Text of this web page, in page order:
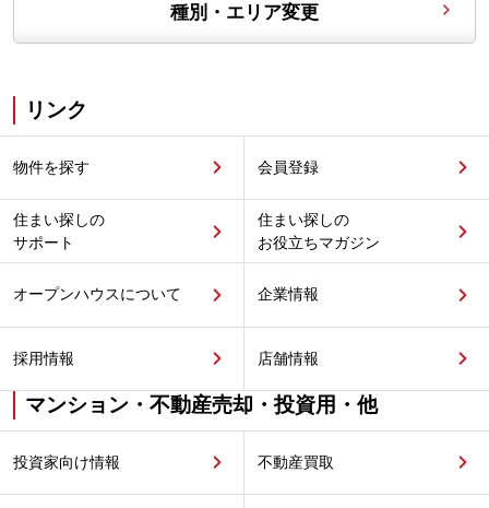
種別・エリア変更
リンク
物件を探す 会員登録
住まい探しの
サポート
住まい探しの
お役立ちマガジン
オープンハウスについて 企業情報
採用情報 店舗情報
マンション・不動産売却・投資用・他
投資家向け情報 不動産買取